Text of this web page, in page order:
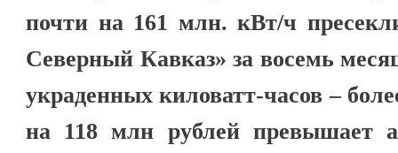
почти на 161 млн. кВт/ч
Северный Кавказ» за восемь
украденных киловатт-часов –
на 118 млн рублей превышает